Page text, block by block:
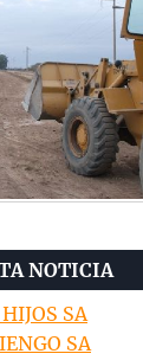
NOTICIA
SA
SA